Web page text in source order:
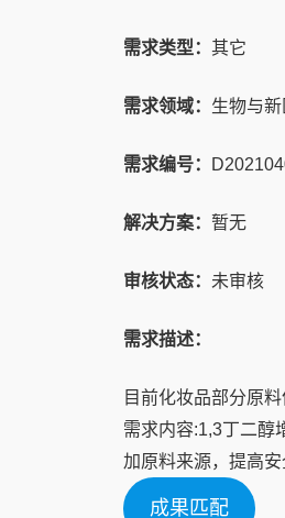
需求类型： 其它
需求领域： 生物与新
需求编号：
解决方案： 暂无
审核状态： 未审核
需求描述：
目前化妆品部分原
需求内容:1,3丁二醇
加原料来源，提高
成果匹配